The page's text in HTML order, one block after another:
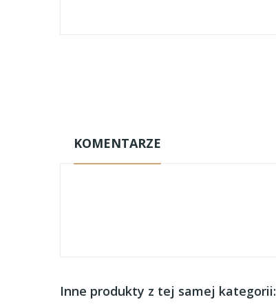
KOMENTARZE
Inne produkty z tej samej kategorii: